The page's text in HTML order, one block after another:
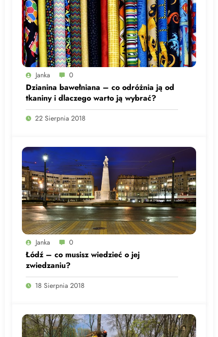
Janka 0
Dzianina bawełniana – co odróżnia ją od
tkaniny i dlaczego warto ją wybrać?
22 Sierpnia 2018
Janka 0
Łódź – co musisz wiedzieć o jej
zwiedzaniu?
18 Sierpnia 2018